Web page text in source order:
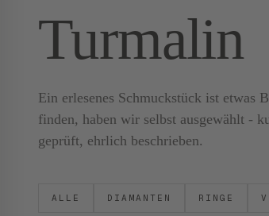
Turmalin
Ein erlesenes Schmuckstück ist etwas
finden, haben wir selbst ausgewählt -
geprüft, ehrlich beschrieben.
ALLE DIAMANTEN RINGE